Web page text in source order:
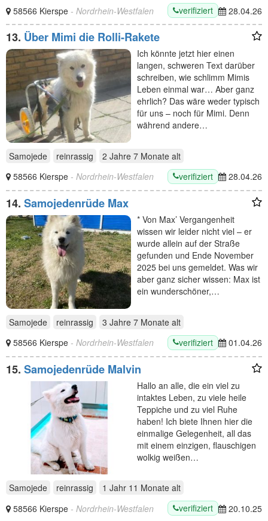
58566 Kierspe - Nordrhein-Westfalen verifiziert 28.04.26
13. Über Mimi die Rolli-Rakete
Ich könnte jetzt hier einen
langen, schweren Text darüber
schreiben, wie schlimm Mimis
Leben einmal war… Aber ganz
ehrlich? Das wäre weder typisch
für uns – noch für Mimi. Denn
während andere…
Samojede reinrassig 2 Jahre 7 Monate alt
58566 Kierspe - Nordrhein-Westfalen verifiziert 28.04.26
14. Samojedenrüde Max
* Von Max’ Vergangenheit
wissen wir leider nicht viel – er
wurde allein auf der Straße
gefunden und Ende November
2025 bei uns gemeldet. Was wir
aber ganz sicher wissen: Max ist
ein wunderschöner,…
Samojede reinrassig 3 Jahre 7 Monate alt
58566 Kierspe - Nordrhein-Westfalen verifiziert 01.04.26
15. Samojedenrüde Malvin
Hallo an alle, die ein viel zu
intaktes Leben, zu viele heile
Teppiche und zu viel Ruhe
haben! Ich biete Ihnen hier die
einmalige Gelegenheit, all das
mit einem einzigen, flauschigen
wolkig weißen…
Samojede reinrassig 1 Jahr 11 Monate alt
58566 Kierspe - Nordrhein-Westfalen verifiziert 20.10.25